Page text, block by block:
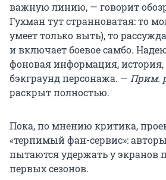
важную линию, — говорит
Гухман тут странноватая: то
умеет только выть), то
и включает боевое самбо.
фоновая информация,
бэкграунд персонажа. — Прим.
раскрыт полностью.
Пока, по мнению критика,
«терпимый фан-сервис»:
пытаются удержать у экранов
первых сезонов.